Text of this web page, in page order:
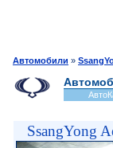
Автомобили »
SsangYong